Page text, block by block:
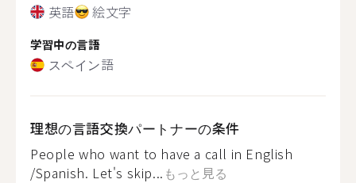
英語 絵文字
学習中の言語
スペイン語
理想の言語交換パートナーの条件
People who want to have a call in English
/Spanish. Let's skip... もっと見る